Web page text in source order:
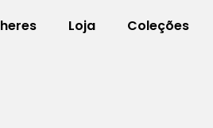
Loja Coleções